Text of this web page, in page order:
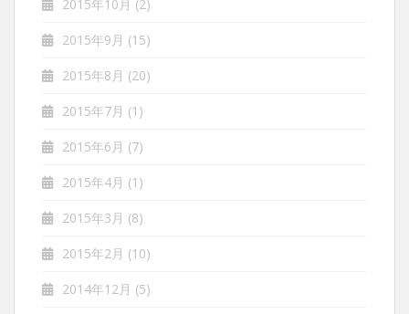
2015年10月 (2)
2015年9月 (15)
2015年8月 (20)
2015年7月 (1)
2015年6月 (7)
2015年4月 (1)
2015年3月 (8)
2015年2月 (10)
2014年12月 (5)